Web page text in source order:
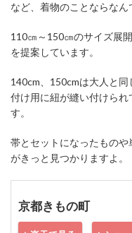
など、着物のことならなん
110㎝～150㎝のサイズ展
を提案しています。
140cm、150cmは大人と
付け用に紐が縫い付けら
す。
帯とセットになったもの
がきっと見つかりますよ。
京都きもの町